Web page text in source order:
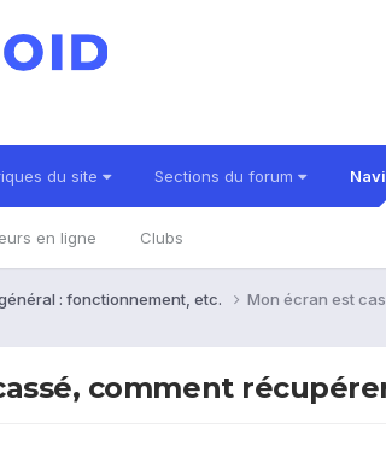
du site Sections du forum
en ligne Clubs
: fonctionnement, etc. Mon écran est
comment